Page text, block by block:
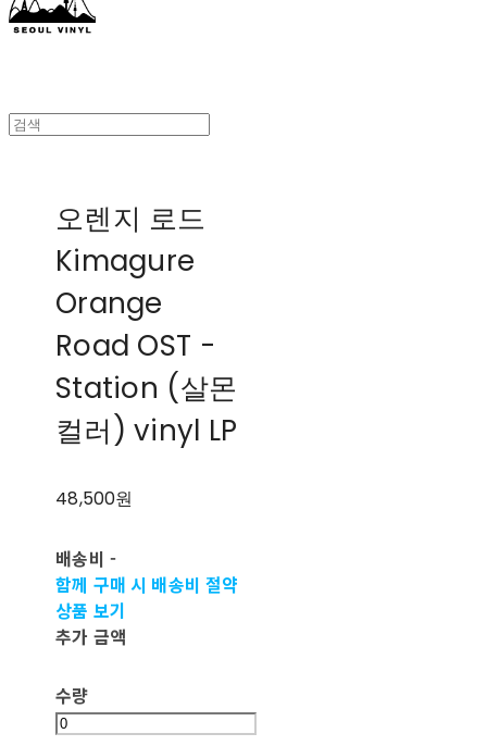
오렌지 로드
Kimagure
Orange
Road OST -
Station (살몬
컬러) vinyl LP
48,500원
배송비 -
함께 구매 시 배송비 절약
상품 보기
추가 금액
수량